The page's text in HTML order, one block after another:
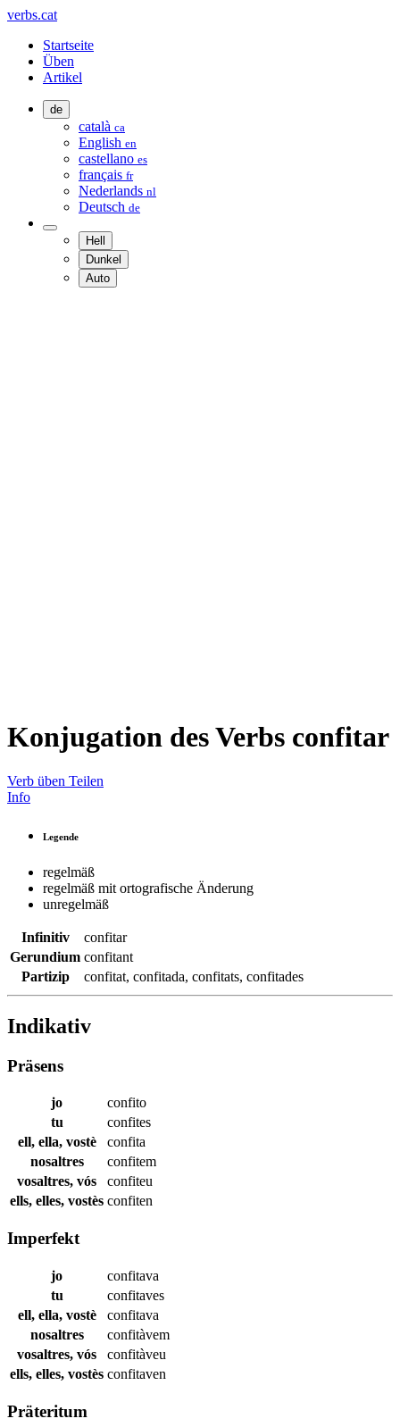
verbs.cat
Startseite
Üben
Artikel
de
català ca
English en
castellano es
français fr
Nederlands nl
Deutsch de
Hell
Dunkel
Auto
Konjugation des Verbs confitar
Verb üben Teilen
Info
Legende
regelmäß
regelmäß mit ortografische Änderung
unregelmäß
Infinitiv
confitar
Gerundium confitant
Partizip
confitat, confitada, confitats, confitades
Indikativ
Präsens
jo
confito
tu
confites
ell, ella, vostè
confita
nosaltres
confitem
vosaltres, vós
confiteu
ells, elles, vostès confiten
Imperfekt
jo
confitava
tu
confitaves
ell, ella, vostè
confitava
nosaltres
confitàvem
vosaltres, vós
confitàveu
ells, elles, vostès confitaven
Präteritum